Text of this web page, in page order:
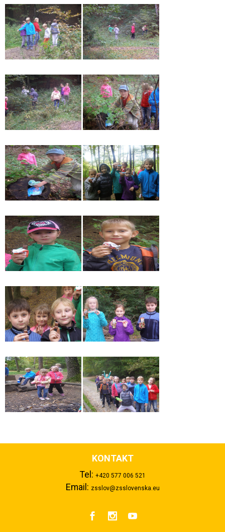
KONTAKT
Tel: +420 577 006 521
Email: zsslov@zsslovenska.eu
  